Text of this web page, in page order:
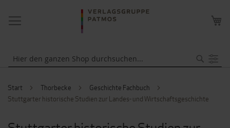
NAVIGATION
UMSCHALTEN
Start Thorbecke
Geschichte Fachbuch
Stuttgarter historische Studien zur Landes- und Wirtschaftsgeschichte